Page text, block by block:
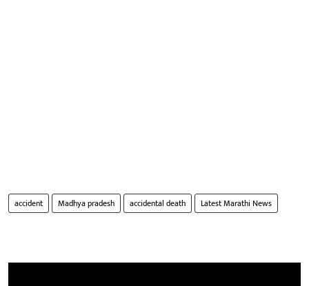
accident Madhya pradesh accidental death Latest Marathi News